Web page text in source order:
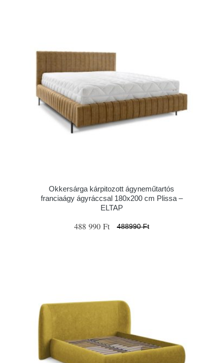
Okkersárga kárpitozott ágyneműtartós
franciaágy ágyráccsal 180x200 cm Plissa –
ELTAP
488 990 Ft 488990 Ft